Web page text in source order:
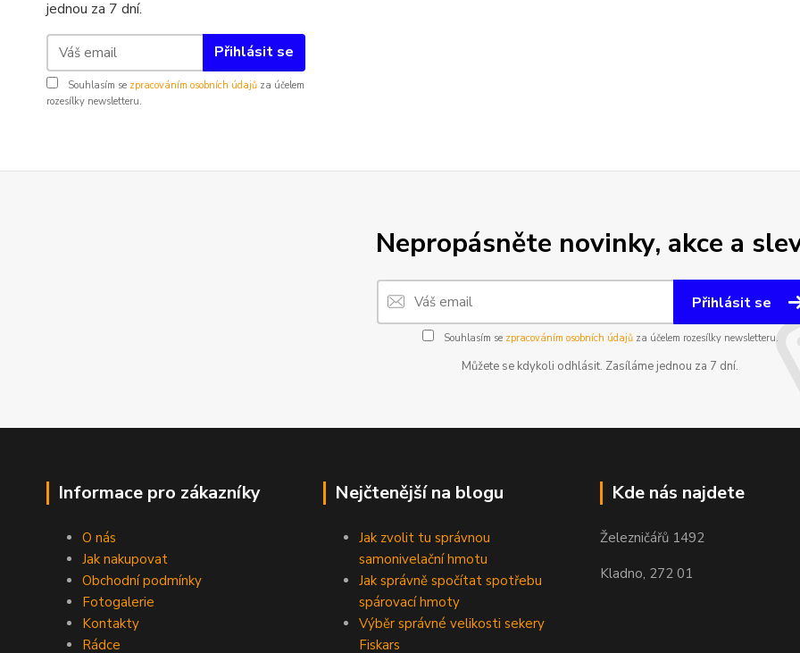
jednou za 7 dní.
Přihlásit se
Souhlasím se zpracováním osobních údajů za účelem
rozesílky newsletteru.
Nepropásněte novinky, akce a
Přihlásit se
Souhlasím se zpracováním osobních údajůza účelem rozesílky newsletteru.
Můžete se kdykoli odhlásit. Zasíláme jednou za 7 dní.
Informace pro zákazníky
O nás
Jak nakupovat
Obchodní podmínky
Fotogalerie
Kontakty
Rádce
Nejčtenější na blogu
Jak zvolit tu správnou
samonivelační hmotu
Jak správně spočítat spotřebu
spárovací hmoty
Výběr správné velikosti sekery
Fiskars
Kde nás najdete
Železničářů 1492
Kladno, 272 01